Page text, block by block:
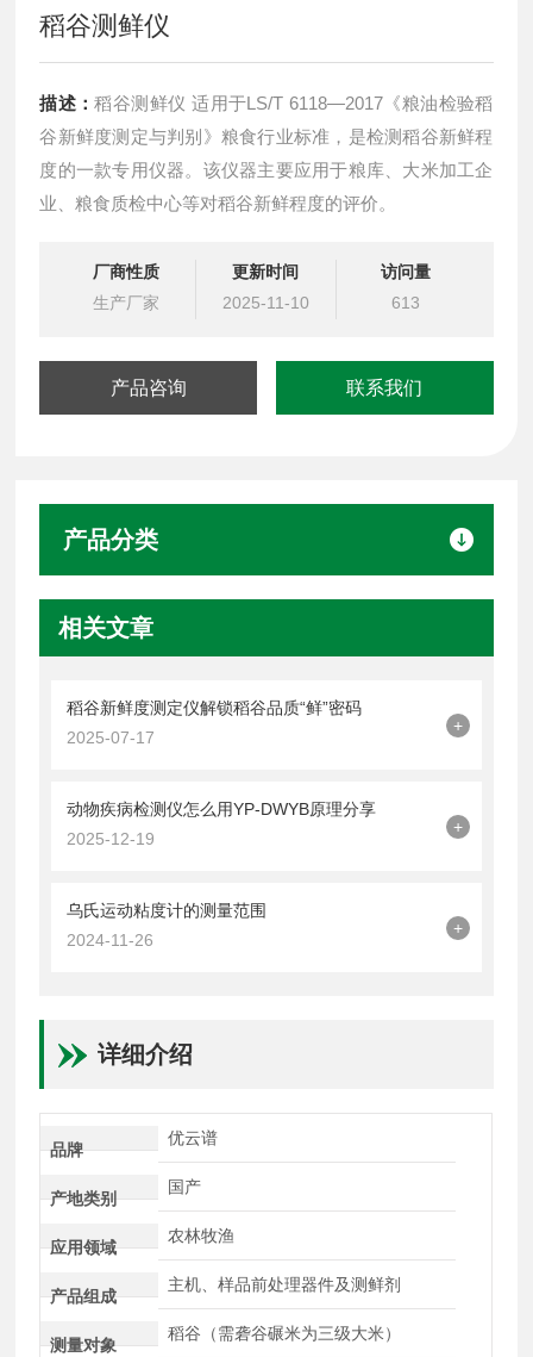
稻谷测鲜仪
描述：稻谷测鲜仪 适用于LS/T 6118—2017《粮油检验稻
谷新鲜度测定与判别》粮食行业标准，是检测稻谷新鲜程
度的一款专用仪器。该仪器主要应用于粮库、大米加工企
业、粮食质检中心等对稻谷新鲜程度的评价。
厂商性质
生产厂家
更新时间
2025-11-10
访问量
613
产品咨询 联系我们
产品分类
相关文章
稻谷新鲜度测定仪解锁稻谷品质“鲜”密码
2025-07-17
+
动物疾病检测仪怎么用YP-DWYB原理分享
2025-12-19
+
乌氏运动粘度计的测量范围
2024-11-26
+
详细介绍
品牌
优云谱
产地类别
国产
应用领域
农林牧渔
产品组成
主机、样品前处理器件及测鲜剂
测量对象
稻谷（需砻谷碾米为三级大米）